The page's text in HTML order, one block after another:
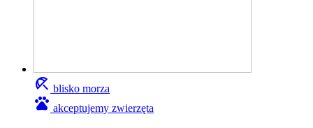
beach_access blisko morza
pets akceptujemy zwierzęta